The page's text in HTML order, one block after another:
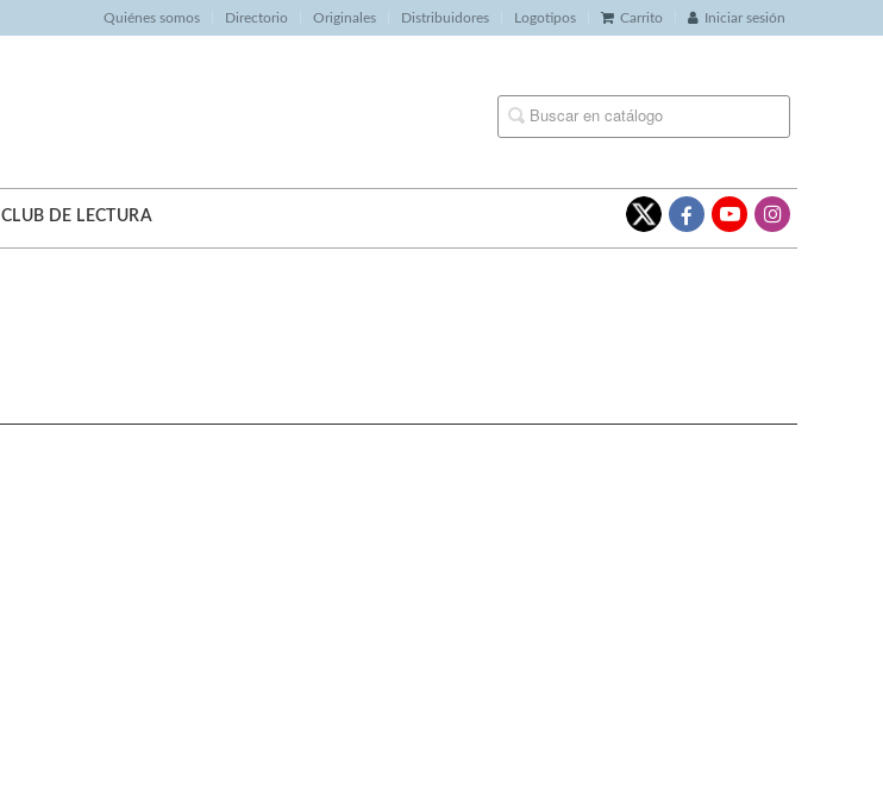
Quiénes somos Directorio Originales Distribuidores Logotipos Carrito Iniciar sesión
CLUB DE LECTURA